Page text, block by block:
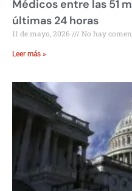
Médicos entre las 51
últimas 24 horas
11 de mayo, 2026 No hay
Leer más »